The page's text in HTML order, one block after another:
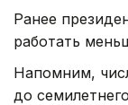
Ранее
работать
Напомним,
до